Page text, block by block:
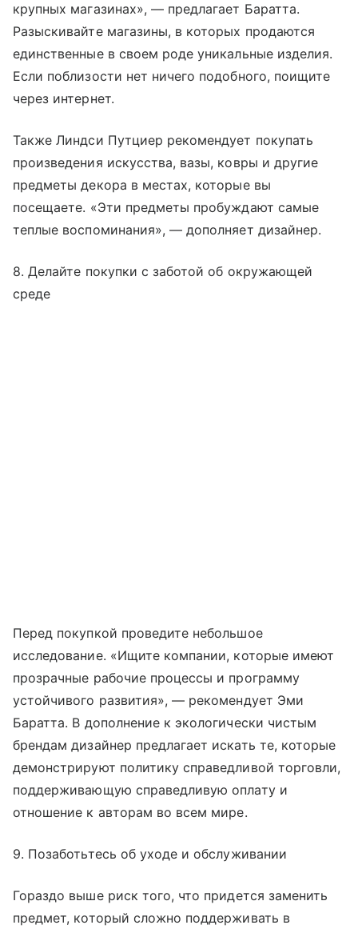
крупных магазинах», — предлагает Баратта.
Разыскивайте магазины, в которых продаются
единственные в своем роде уникальные изделия.
Если поблизости нет ничего подобного, поищите
через интернет.
Также Линдси Путциер рекомендует покупать
произведения искусства, вазы, ковры и другие
предметы декора в местах, которые вы
посещаете. «Эти предметы пробуждают самые
теплые воспоминания», — дополняет дизайнер.
8. Делайте покупки с заботой об окружающей
среде
Перед покупкой проведите небольшое
исследование. «Ищите компании, которые имеют
прозрачные рабочие процессы и программу
устойчивого развития», — рекомендует Эми
Баратта. В дополнение к экологически чистым
брендам дизайнер предлагает искать те, которые
демонстрируют политику справедливой торговли,
поддерживающую справедливую оплату и
отношение к авторам во всем мире.
9. Позаботьтесь об уходе и обслуживании
Гораздо выше риск того, что придется заменить
предмет, который сложно поддерживать в